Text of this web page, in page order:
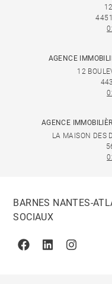
AGENCE
12
AGENCE
LA MAISON DES
BARNES NANTES-
SOCIAUX
FacebookLinkedinInstagram